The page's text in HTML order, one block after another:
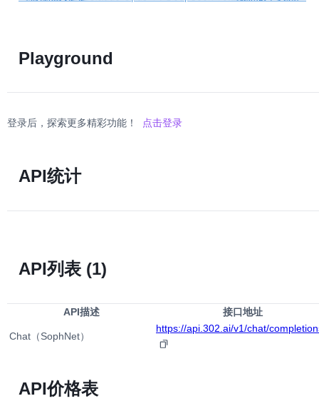
Playground
登录后，探索更多精彩功能！ 点击登录
API统计
API列表 (1)
API描述 接口地址
Chat（SophNet）
https://api.302.ai/v1/chat/
API价格表